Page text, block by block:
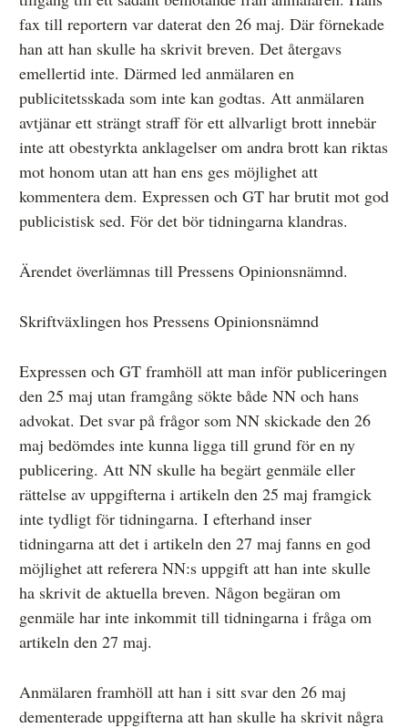
fax till reportern var daterat den 26 maj. Där förnekade
han att han skulle ha skrivit breven. Det återgavs
emellertid inte. Därmed led anmälaren en
publicitetsskada som inte kan godtas. Att anmälaren
avtjänar ett strängt straff för ett allvarligt brott innebär
inte att obestyrkta anklagelser om andra brott kan riktas
mot honom utan att han ens ges möjlighet att
kommentera dem. Expressen och GT har brutit mot god
publicistisk sed. För det bör tidningarna klandras.
Ärendet överlämnas till Pressens Opinionsnämnd.
Skriftväxlingen hos Pressens Opinionsnämnd
Expressen och GT framhöll att man inför publiceringen
den 25 maj utan framgång sökte både NN och hans
advokat. Det svar på frågor som NN skickade den 26
maj bedömdes inte kunna ligga till grund för en ny
publicering. Att NN skulle ha begärt genmäle eller
rättelse av uppgifterna i artikeln den 25 maj framgick
inte tydligt för tidningarna. I efterhand inser
tidningarna att det i artikeln den 27 maj fanns en god
möjlighet att referera NN:s uppgift att han inte skulle
ha skrivit de aktuella breven. Någon begäran om
genmäle har inte inkommit till tidningarna i fråga om
artikeln den 27 maj.
Anmälaren framhöll att han i sitt svar den 26 maj
dementerade uppgifterna att han skulle ha skrivit några